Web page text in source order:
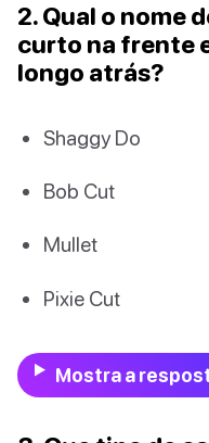
2. Qual o nome
curto na frente
longo atrás?
Shaggy Do
Bob Cut
Mullet
Pixie Cut
Mostra a